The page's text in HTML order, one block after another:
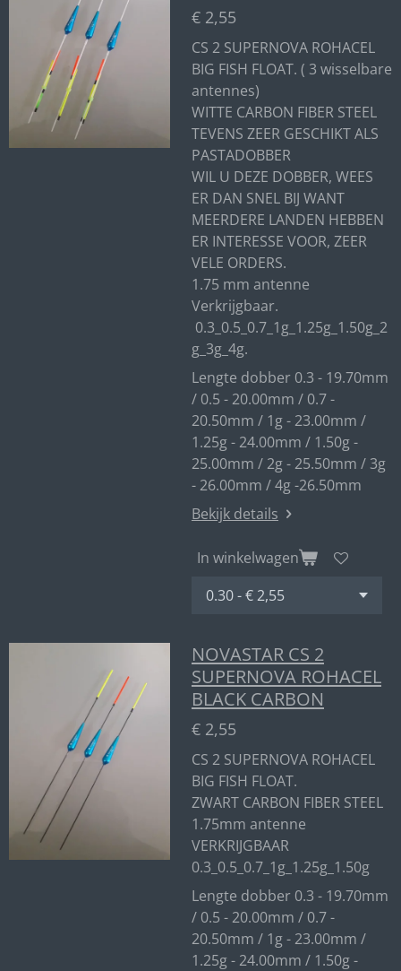
€ 2,55
CS 2 SUPERNOVA ROHACEL
BIG FISH FLOAT. ( 3 wisselbare
antennes)
WITTE CARBON FIBER STEEL
TEVENS ZEER GESCHIKT ALS
PASTADOBBER
WIL U DEZE DOBBER, WEES
ER DAN SNEL BIJ WANT
MEERDERE LANDEN HEBBEN
ER INTERESSE VOOR, ZEER
VELE ORDERS.
1.75 mm antenne
Verkrijgbaar.
0.3_0.5_0.7_1g_1.25g_1.50g_2
g_3g_4g.
Lengte dobber 0.3 - 19.70mm
/ 0.5 - 20.00mm / 0.7 -
20.50mm / 1g - 23.00mm /
1.25g - 24.00mm / 1.50g -
25.00mm / 2g - 25.50mm / 3g
- 26.00mm / 4g -26.50mm
Bekijk details
In winkelwagen
NOVASTAR CS 2
SUPERNOVA ROHACEL
BLACK CARBON
€ 2,55
CS 2 SUPERNOVA ROHACEL
BIG FISH FLOAT.
ZWART CARBON FIBER STEEL
1.75mm antenne
VERKRIJGBAAR
0.3_0.5_0.7_1g_1.25g_1.50g
Lengte dobber 0.3 - 19.70mm
/ 0.5 - 20.00mm / 0.7 -
20.50mm / 1g - 23.00mm /
1.25g - 24.00mm / 1.50g -